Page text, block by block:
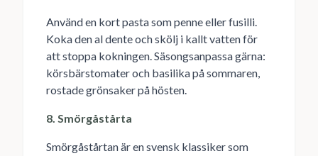
Använd en kort pasta som penne eller fusilli.
Koka den al dente och skölj i kallt vatten för
att stoppa kokningen. Säsongsanpassa gärna:
körsbärstomater och basilika på sommaren,
rostade grönsaker på hösten.
8. Smörgåstårta
Smörgåstårtan är en svensk klassiker som